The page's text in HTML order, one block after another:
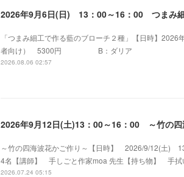
2026年9月6日(日) 13：00～16：00 つまみ
「つまみ細工で作る藍のブローチ２種」【日時】
者向け） 5300円 B：
2026.08.06 02:57
2026年9月12日(土)13：00～16：00 ～竹の四
～竹の四海波花かご作り～【日時】 2026/9/12(土)
4名【講師】 手しごと作家moa 先生【持ち物】 手拭
2026.07.24 05:15